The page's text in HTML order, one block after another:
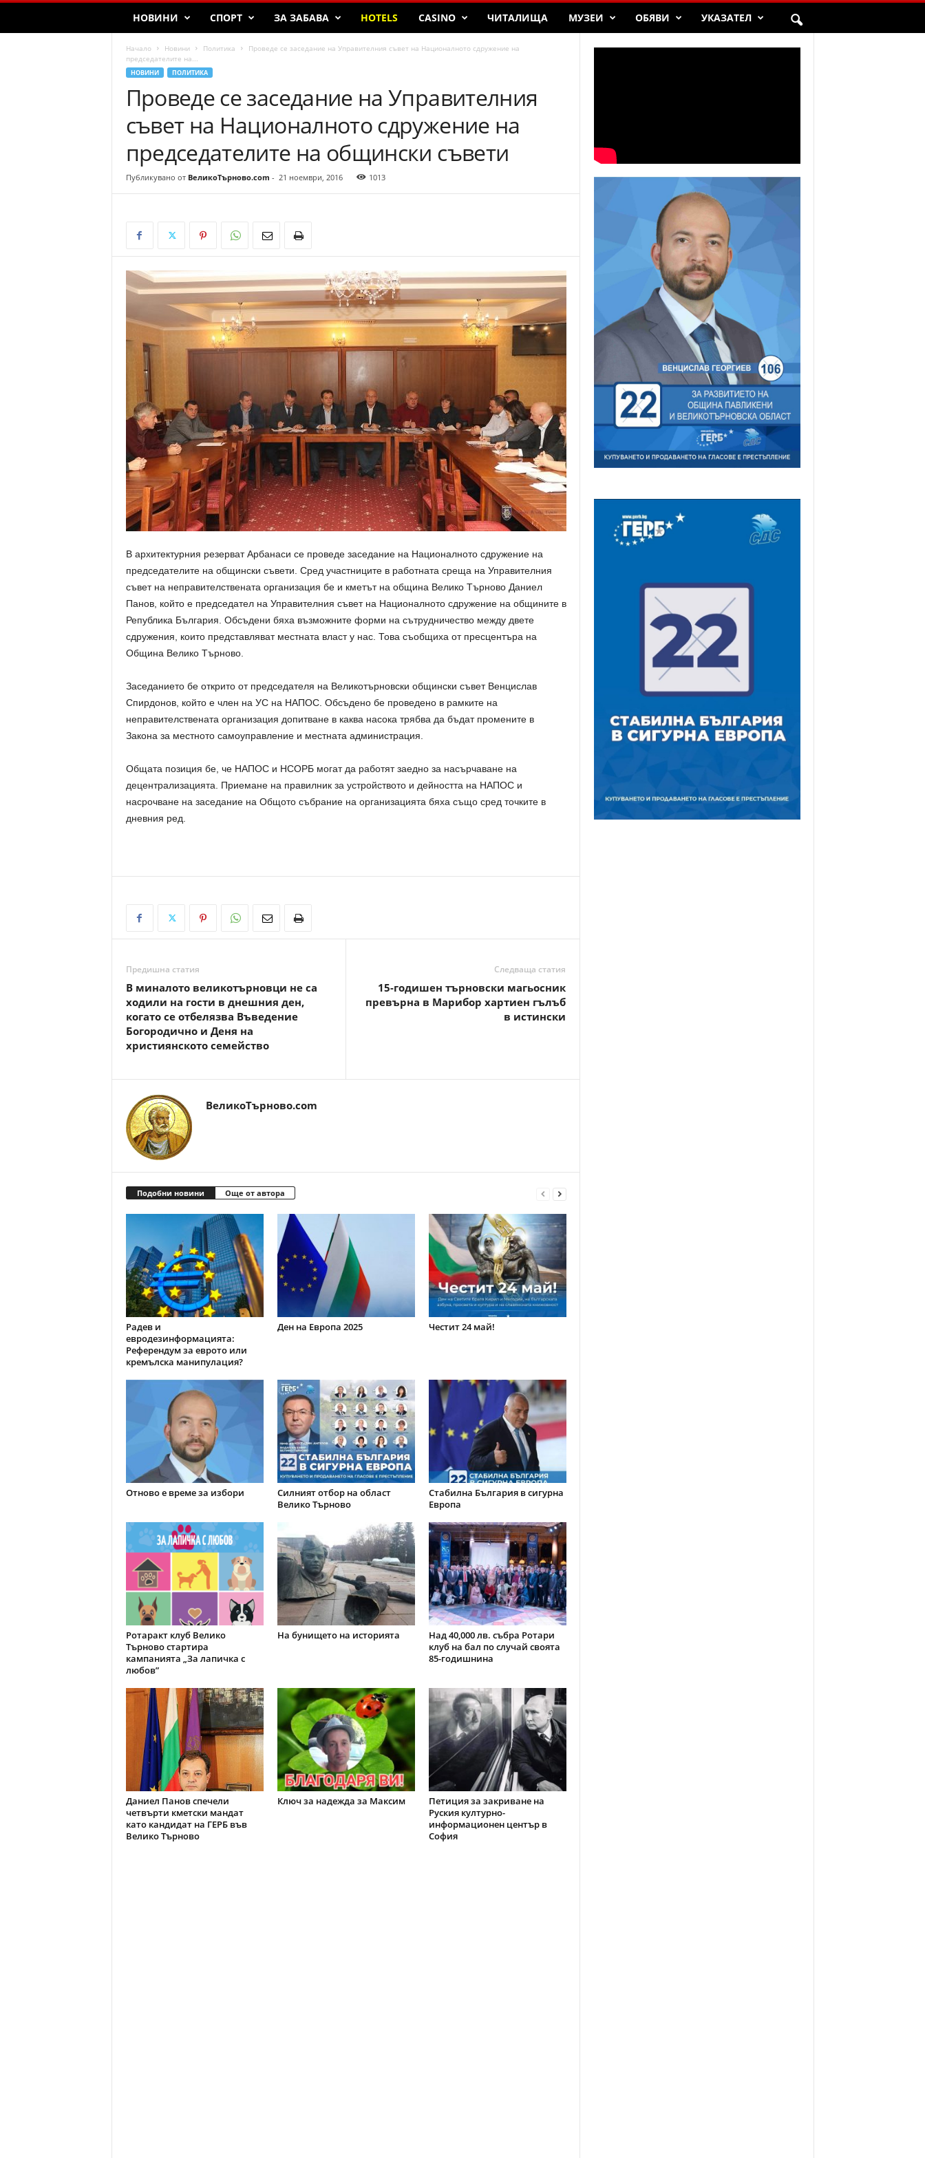
НОВИНИ СПОРТ ЗА ЗАБАВА HOTELS CASINO ЧИТАЛИЩА МУЗЕИ ОБЯВИ УКАЗАТЕЛ
Начало Новини Политика
Проведе се заседание на Управителния съвет на Националното сдружение на
председателите на...
НОВИНИ ПОЛИТИКА
Проведе се заседание на Управителния
съвет на Националното сдружение на
председателите на общински съвети
Публикувано от ВеликоТърново.com - 21 ноември, 2016 1013
В архитектурния резерват Арбанаси се проведе заседание на Националното сдружение на
председателите на общински съвети. Сред участниците в работната среща на Управителния
съвет на неправителствената организация бе и кметът на община Велико Търново Даниел
Панов, който е председател на Управителния съвет на Националното сдружение на общините в
Република България. Обсъдени бяха възможните форми на сътрудничество между двете
сдружения, които представляват местната власт у нас. Това съобщиха от пресцентъра на
Община Велико Търново.
Заседанието бе открито от председателя на Великотърновски общински съвет Венцислав
Спирдонов, който е член на УС на НАПОС. Обсъдено бе проведено в рамките на
неправителствената организация допитване в каква насока трябва да бъдат промените в
Закона за местното самоуправление и местната администрация.
Общата позиция бе, че НАПОС и НСОРБ могат да работят заедно за насърчаване на
децентрализацията. Приемане на правилник за устройството и дейността на НАПОС и
насрочване на заседание на Общото събрание на организацията бяха също сред точките в
дневния ред.
Предишна статия
В миналото великотърновци не са
ходили на гости в днешния ден,
когато се отбелязва Въведение
Богородично и Деня на
християнското семейство
Следваща статия
15-годишен търновски магьосник
превърна в Марибор хартиен гълъб
в истински
ВеликоТърново.com
Подобни новини Още от автора
Радев и
евродезинформацията:
Референдум за еврото или
кремълска манипулация?
Ден на Европа 2025 Честит 24 май!
Отново е време за избори
Силният отбор на област
Велико Търново
Стабилна България в сигурна
Европа
Ротаракт клуб Велико
Търново стартира
кампанията „За лапичка с
любов”
На бунището на историята
Над 40,000 лв. събра Ротари
клуб на бал по случай своята
85-годишнина
Даниел Панов спечели
четвърти кметски мандат
като кандидат на ГЕРБ във
Велико Търново
Ключ за надежда за Максим
Петиция за закриване на
Руския културно-
информационен център в
София